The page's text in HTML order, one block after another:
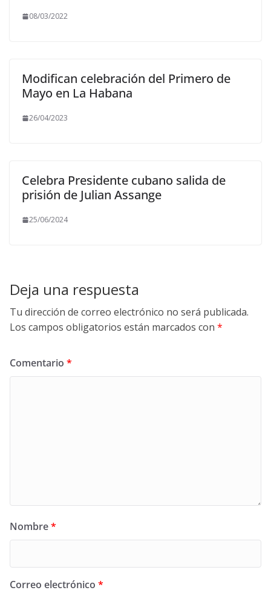
08/03/2022
Modifican celebración del Primero de
Mayo en La Habana
26/04/2023
Celebra Presidente cubano salida de
prisión de Julian Assange
25/06/2024
Deja una respuesta
Tu dirección de correo electrónico no será publicada.
Los campos obligatorios están marcados con *
Comentario *
Nombre*
Correo electrónico *